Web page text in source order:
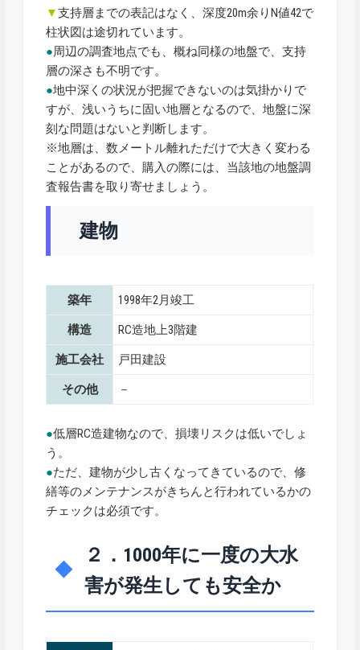
▼支持層までの表記はなく、深度20m余りN値42で
柱状図は途切れています。
●周辺の調査地点でも、概ね同様の地盤で、支持
層の深さも不明です。
●地中深くの状況が把握できないのは気掛かりで
すが、浅いうちに固い地層となるので、地盤に深
刻な問題はないと判断します。
※地層は、数メートル離れただけで大きく変わる
ことがあるので、購入の際には、当該地の地盤調
査報告書を取り寄せましょう。
建物
築年 1998年2月竣工
構造 RC造地上3階建
施工会社 戸田建設
その他 －
●低層RC造建物なので、損壊リスクは低いでしょ
う。
●ただ、建物が少し古くなってきているので、修
繕等のメンテナンスがきちんと行われているかの
チェックは必須です。
２．1000年に一度の大水
害が発生しても安全か